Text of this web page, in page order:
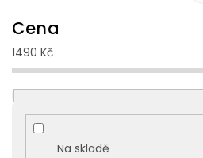
n
í
p
r
o
d
u
Cena
1490 Kč
Na skladě